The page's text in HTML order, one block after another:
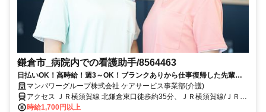
鎌倉市_病院内での看護助手/8564463
日払いOK！高時給！週3～OK！ブランクありから仕事復帰した先輩や
ミドル世代も多数活躍中♪
マンパワーグループ株式会社 ケアサービス事業部(介護)
アクセス ＪＲ横須賀線 北鎌倉東口徒歩約35分、ＪＲ横須賀線/ＪＲ湘
南新宿ライン 大船笠間口徒歩約36分、ＪＲ根岸線 大船笠間口徒歩約
時給1,700円以上